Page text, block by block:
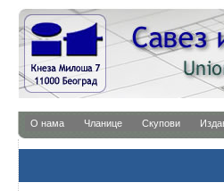
О нама Чланице Скупови